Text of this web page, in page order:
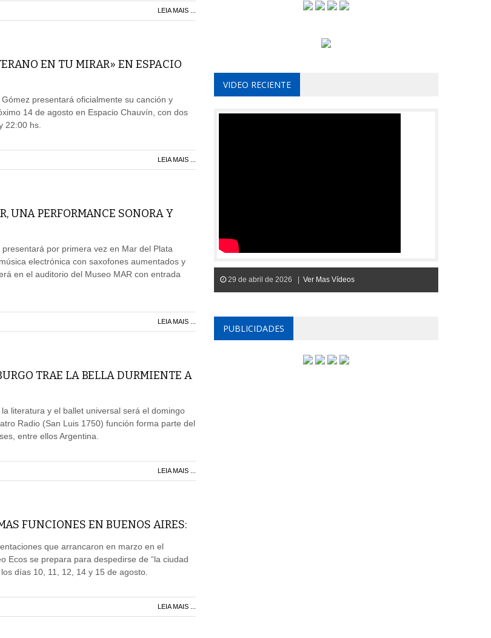
LEIA MAIS ...
EN TU MIRAR» EN ESPACIO
presentará oficialmente su canción y
14 de agosto en Espacio Chauvín, con dos
22:00 hs.
LEIA MAIS ...
UNA PERFORMANCE SONORA Y
por primera vez en Mar del Plata
electrónica con saxofones aumentados y
en el auditorio del Museo MAR con entrada
LEIA MAIS ...
TRAE LA BELLA DURMIENTE A
literatura y el ballet universal será el domingo
Radio (San Luis 1750) función forma parte del
entre ellos Argentina.
LEIA MAIS ...
FUNCIONES EN BUENOS AIRES:
que arrancaron en marzo en el
Ecos se prepara para despedirse de “la ciudad
días 10, 11, 12, 14 y 15 de agosto.
LEIA MAIS ...
VIDEO RECIENTE
29 de abril de 2026 | Ver Mas Vídeos
PUBLICIDADES